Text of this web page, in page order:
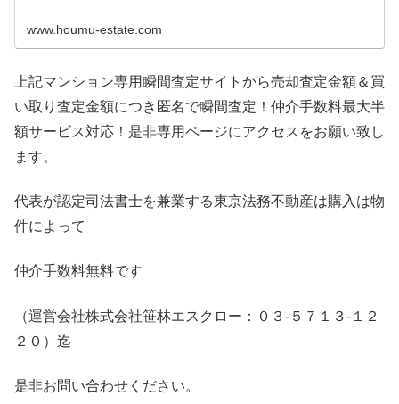
www.houmu-estate.com
上記マンション専用瞬間査定サイトから売却査定金額＆買
い取り査定金額につき匿名で瞬間査定！仲介手数料最大半
額サービス対応！是非専用ページにアクセスをお願い致し
ます。
代表が認定司法書士を兼業する東京法務不動産は購入は物
件によって
仲介手数料無料です
（運営会社株式会社笹林エスクロー：０３-５７１３-１２
２０）迄
是非お問い合わせください。